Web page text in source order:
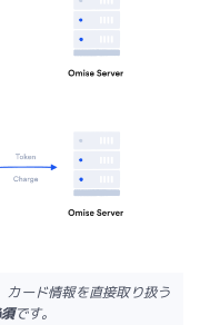
カード情報を直接取り扱う
です。